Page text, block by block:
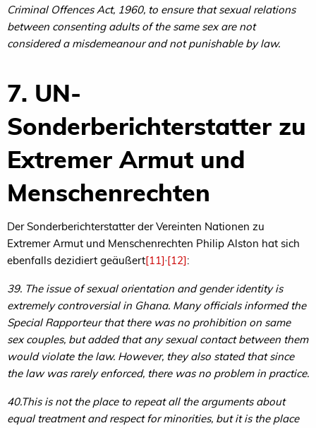
Criminal Offences Act, 1960, to ensure that sexual relations
between consenting adults of the same sex are not
considered a misdemeanour and not punishable by law.
7. UN-
Sonderberichterstatter zu
Extremer Armut und
Menschenrechten
Der Sonderberichterstatter der Vereinten Nationen zu
Extremer Armut und Menschenrechten Philip Alston hat sich
ebenfalls dezidiert geäußert[11],[12]:
39. The issue of sexual orientation and gender identity is
extremely controversial in Ghana. Many officials informed the
Special Rapporteur that there was no prohibition on same
sex couples, but added that any sexual contact between them
would violate the law. However, they also stated that since
the law was rarely enforced, there was no problem in practice.
40.This is not the place to repeat all the arguments about
equal treatment and respect for minorities, but it is the place